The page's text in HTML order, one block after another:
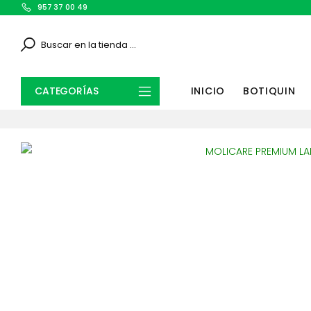
957 37 00 49
CATEGORÍAS INICIO BOTIQUIN